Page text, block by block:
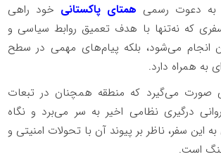
همتای پاکستانی خود راهی
که نه‌تنها با هدف تعمیق روابط سیاسی و
انجام می‌شود، بلکه پیام‌های مهمی در سطح
به همراه دارد.
صورت می‌گیرد که منطقه همچنان در تبعات
درگیری نظامی اخیر به سر می‌برد و نگاه
این سفر، ناظر بر پیوند آن با تحولات امنیتی و
است.